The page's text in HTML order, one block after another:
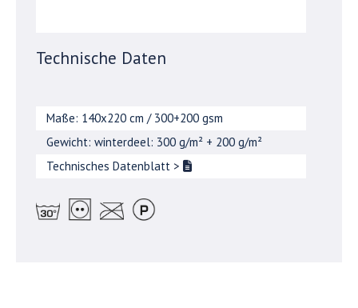
Technische Daten
Maße: 140x220 cm / 300+200 gsm
Gewicht: winterdeel: 300 g/m² + 200 g/m²
Technisches Datenblatt >